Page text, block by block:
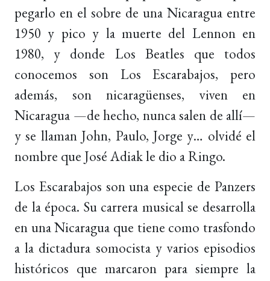
pegarlo en el sobre de una Nicaragua entre
1950 y pico y la muerte del Lennon en
1980, y donde Los Beatles que todos
conocemos son Los Escarabajos, pero
además, son nicaragüenses, viven en
Nicaragua —de hecho, nunca salen de allí—
y se llaman John, Paulo, Jorge y… olvidé el
nombre que José Adiak le dio a Ringo.
Los Escarabajos son una especie de Panzers
de la época. Su carrera musical se desarrolla
en una Nicaragua que tiene como trasfondo
a la dictadura somocista y varios episodios
históricos que marcaron para siempre la